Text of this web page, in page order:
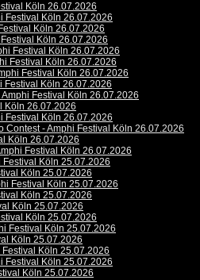
Köln 26.07.2026
Festival Köln 26.07.2026
Köln 26.07.2026
Köln 26.07.2026
Festival Köln 26.07.2026
Festival Köln 26.07.2026
Festival Köln 26.07.2026
Festival Köln 26.07.2026
Festival Köln 26.07.2026
Köln 26.07.2026
Festival Köln 26.07.2026
Contest - Amphi Festival Köln 26.07.2026
Köln 26.07.2026
Festival Köln 26.07.2026
Festival Köln 25.07.2026
Köln 25.07.2026
Festival Köln 25.07.2026
Köln 25.07.2026
Köln 25.07.2026
Köln 25.07.2026
Festival Köln 25.07.2026
Köln 25.07.2026
Köln 25.07.2026
Festival Köln 25.07.2026
Köln 25.07.2026